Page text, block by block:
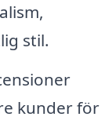
stil.
kunder för